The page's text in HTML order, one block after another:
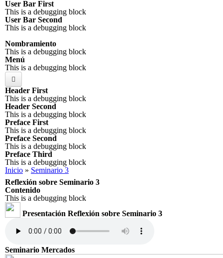
contenido
User Bar First
This is a debugging block
User Bar Second
This is a debugging block
Nombramiento
This is a debugging block
Menú
This is a debugging block
Apertura
Participación de agricultores
Seminario 2
Seminario 3
Planificación
Evaluación
Homenaje Carlos Perez
Header First
This is a debugging block
Header Second
This is a debugging block
Preface First
This is a debugging block
Preface Second
This is a debugging block
Preface Third
This is a debugging block
Se encuentra usted aquí
Inicio » Seminario 3
Reflexión sobre Seminario 3
Contenido
This is a debugging block
Presentación Reflexión sobre Seminario 3
Seminario Mercados